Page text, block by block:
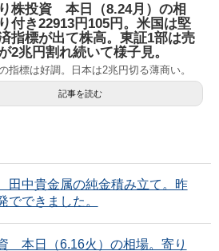
株投資 本日（8.24月）の相
付き22913円105円。米国は堅
指標が出て株高。東証1部は売
2兆円割れ続いて様子見。
指標は好調。日本は2兆円切る薄商い。
記事を読む
中貴金属の純金積み立て。昨
でできました。
本日（6.16火）の相場。寄り